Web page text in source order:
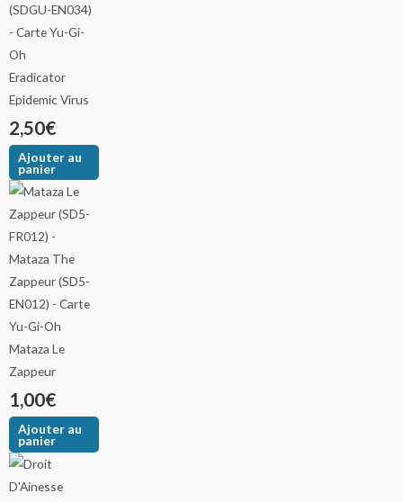
Eradicator
Epidemic Virus
2,50€
Ajouter au
panier
Mataza Le
Zappeur
1,00€
Ajouter au
panier